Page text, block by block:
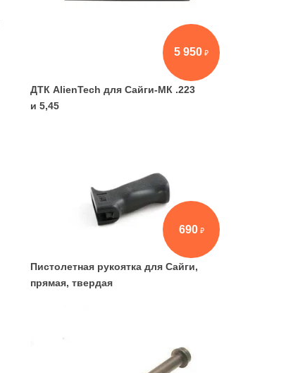
5 950
ДТК AlienTech для Сайги-МК .223
и 5,45
690
Пистолетная рукоятка для Сайги,
прямая, твердая